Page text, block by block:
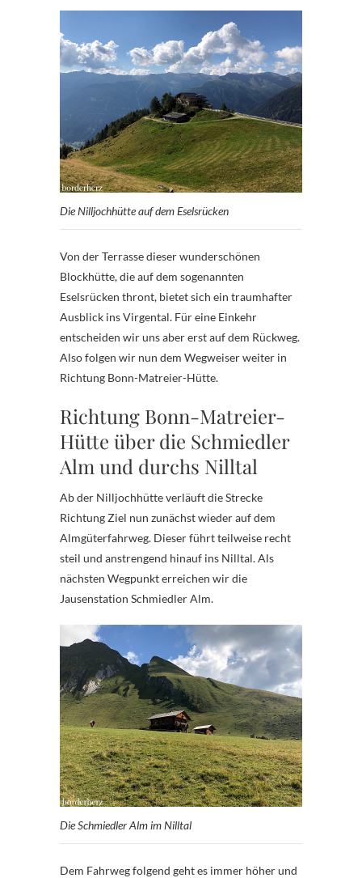
Die Nilljochhütte auf dem Eselsrücken
Von der Terrasse dieser wunderschönen
Blockhütte, die auf dem sogenannten
Eselsrücken thront, bietet sich ein traumhafter
Ausblick ins Virgental. Für eine Einkehr
entscheiden wir uns aber erst auf dem Rückweg.
Also folgen wir nun dem Wegweiser weiter in
Richtung Bonn-Matreier-Hütte.
Richtung Bonn-Matreier-
Hütte über die Schmiedler
Alm und durchs Nilltal
Ab der Nilljochhütte verläuft die Strecke
Richtung Ziel nun zunächst wieder auf dem
Almgüterfahrweg. Dieser führt teilweise recht
steil und anstrengend hinauf ins Nilltal. Als
nächsten Wegpunkt erreichen wir die
Jausenstation Schmiedler Alm.
Die Schmiedler Alm im Nilltal
Dem Fahrweg folgend geht es immer höher und